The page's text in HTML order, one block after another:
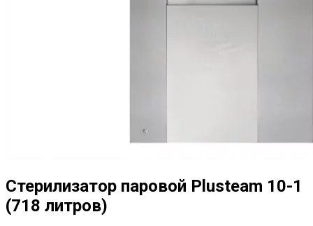
Стерилизатор паровой Plusteam 10-1
(718 литров)